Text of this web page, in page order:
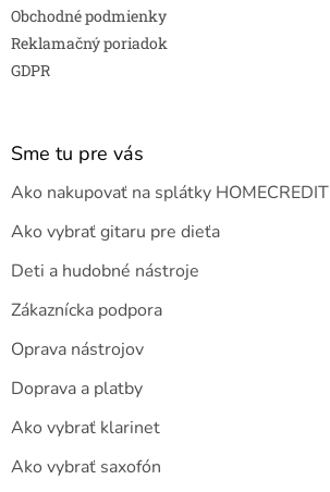
Obchodné podmienky
Reklamačný poriadok
GDPR
Sme tu pre vás
Ako nakupovať na splátky HOMECREDIT
Ako vybrať gitaru pre dieťa
Deti a hudobné nástroje
Zákaznícka podpora
Oprava nástrojov
Doprava a platby
Ako vybrať klarinet
Ako vybrať saxofón